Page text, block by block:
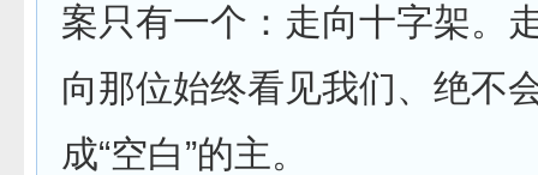
案只有一个：走向十字架。
向那位始终看见我们、绝不
成“空白”的主。